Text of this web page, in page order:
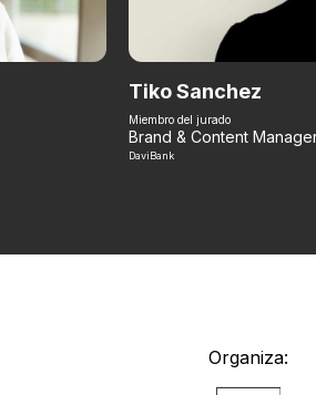
Tiko Sanchez
Miembro del jurado
Brand & Content
DaviBank
Organiza: